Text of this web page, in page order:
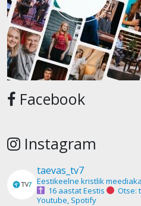
Facebook
Instagram
taevas_tv7
Eestikeelne kristlik
16 aastat Eestis
Otse:
Youtube, Spotify